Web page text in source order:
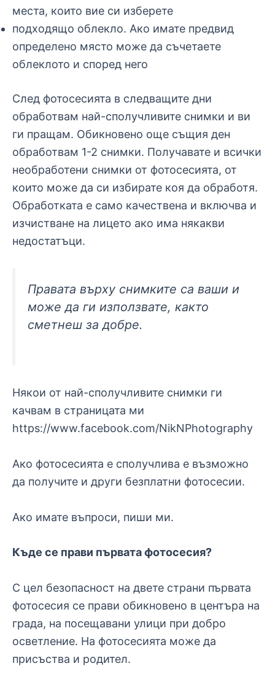
места, които вие си изберете
подходящо облекло. Ако имате предвид
определено място може да съчетаете
облеклото и според него
След фотосесията в следващите дни
обработвам най-сполучливите снимки и ви
ги пращам. Обикновено още същия ден
обработвам 1-2 снимки. Получавате и всички
необработени снимки от фотосесията, от
които може да си избирате коя да обработя.
Обработката е само качествена и включва и
изчистване на лицето ако има някакви
недостатъци.
Правата върху снимките са ваши и
може да ги използвате, както
сметнеш за добре.
Някои от най-сполучливите снимки ги
качвам в страницата ми
https://www.facebook.com/NikNPhotography
Ако фотосесията е сполучлива е възможно
да получите и други безплатни фотосесии.
Ако имате въпроси, пиши ми.
Къде се прави първата фотосесия?
С цел безопасност на двете страни първата
фотосесия се прави обикновено в центъра на
града, на посещавани улици при добро
осветление. На фотосесията може да
присъства и родител.